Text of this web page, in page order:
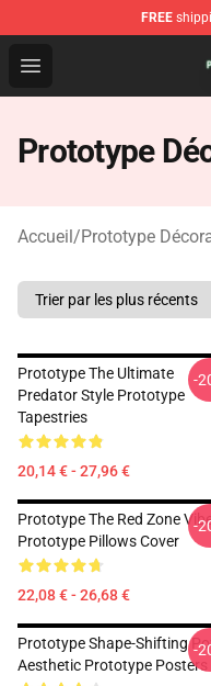
FREE
Open menu
Prototype Shop -
Prototype
Accueil/Prototype
Prototype The Ultimate
Predator Style Prototype
Tapestries
20,14 € - 27,96 €
-
Prototype The Red Zone
Prototype Pillows Cover
22,08 € - 26,68 €
-
Prototype Shape-Shifting
Aesthetic Prototype Posters
-